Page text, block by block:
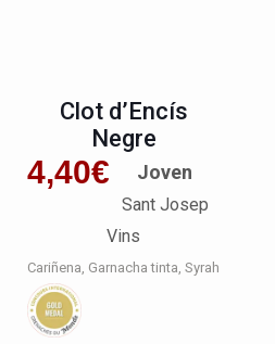
Clot d’Encís
Negre
4,40€ Joven
Sant Josep
Vins
Cariñena Garnacha tinta Syrah